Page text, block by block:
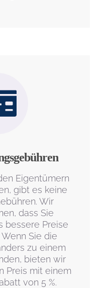
Eigentümern
gibt es keine
Wir
dass Sie
bessere Preise
Sie die
zu einem
bieten wir
Preis mit einem
von 5 %.